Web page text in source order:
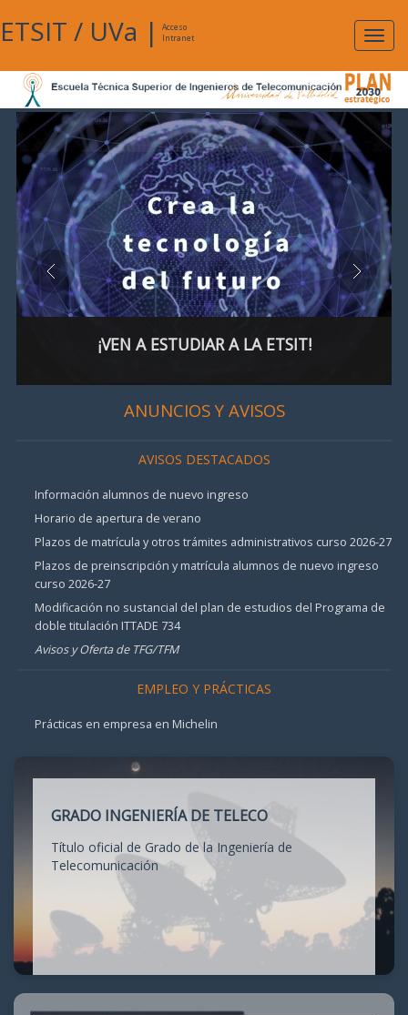
ETSIT / UVa |
Acceso
Intranet
¡VEN A ESTUDIAR A LA ETSIT!
ANUNCIOS Y AVISOS
AVISOS DESTACADOS
Información alumnos de nuevo ingreso
Horario de apertura de verano
Plazos de matrícula y otros trámites administrativos curso 2026-27
Plazos de preinscripción y matrícula alumnos de nuevo ingreso
curso 2026-27
Modificación no sustancial del plan de estudios del Programa de
doble titulación ITTADE 734
Avisos y Oferta de TFG/TFM
EMPLEO Y PRÁCTICAS
Prácticas en empresa en Michelin
GRADO INGENIERÍA DE TELECO
Título oficial de Grado de la Ingeniería de
Telecomunicación